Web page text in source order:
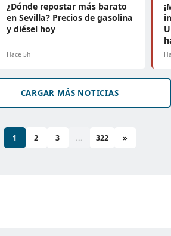
¿Dónde repostar más barato
en Sevilla? Precios de gasolina
y diésel hoy
Hace 5h
CARGAR MÁS NOTICIAS
1 2 3 ... 322 »